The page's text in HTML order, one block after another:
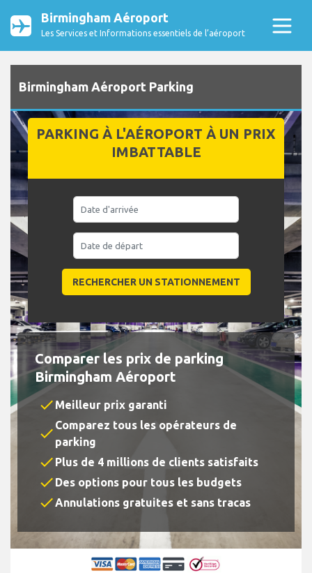
Birmingham Aéroport
Les Services et Informations essentiels de l’aéroport
Birmingham Aéroport Parking
PARKING À L'AÉROPORT À UN PRIX
IMBATTABLE
Comparer les prix de parking
Birmingham Aéroport
check Meilleur prix garanti
check Comparez tous les opérateurs de
parking
check Plus de 4 millions de clients satisfaits
check Des options pour tous les budgets
checkAnnulations gratuites et sans tracas